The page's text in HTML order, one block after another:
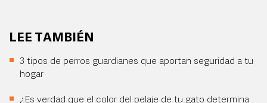
LEE TAMBIÉN
3 tipos de perros guardianes que aportan seguridad a tu
hogar
¿Es verdad que el color del pelaje de tu gato determina